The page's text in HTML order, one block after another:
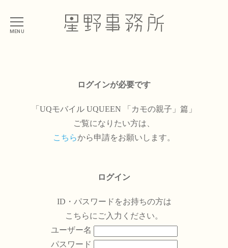
ログインが必要です
「UQモバイル UQUEEN 「カモの親子」篇」
ご覧になりたい方は、
こちらから申請をお願いします。
ログイン
ID・パスワードをお持ちの方は
こちらにご入力ください。
ユーザー名
パスワード
MENU